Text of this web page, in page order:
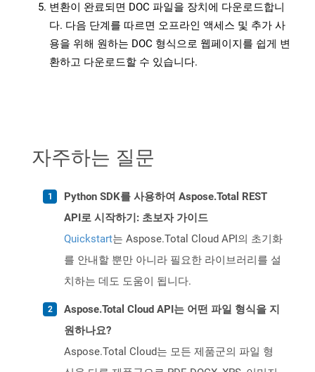
변환이 완료되면 DOC 파일을 장치에 다운로드합니
다. 다음 단계를 따르면 오프라인 액세스 및 추가 사
용을 위해 원하는 DOC 형식으로 웹페이지를 쉽게 변
환하고 다운로드할 수 있습니다.
자주하는 질문
Python SDK를 사용하여 Aspose.Total REST
API로 시작하기: 초보자 가이드
Quickstart는 Aspose.Total Cloud API의 초기화
를 안내할 뿐만 아니라 필요한 라이브러리를 설
치하는 데도 도움이 됩니다.
Aspose.Total Cloud API는 어떤 파일 형식을 지
원하나요?
Aspose.Total Cloud는 모든 제품군의 파일 형